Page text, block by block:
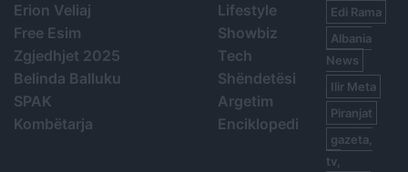
Erion Veliaj
Free Esim
Zgjedhjet 2025
Belinda Balluku
SPAK
Kombëtarja
Lifestyle
Showbiz
Tech
Shëndetësi
Argetim
Enciklopedi
Edi Rama
Albania
News
Ilir Meta
Piranjat
gazeta,
tv,